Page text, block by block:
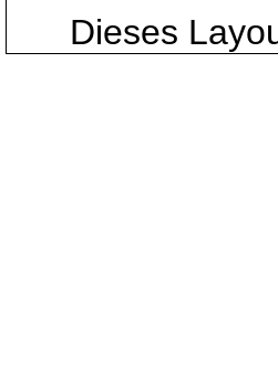
Dieses